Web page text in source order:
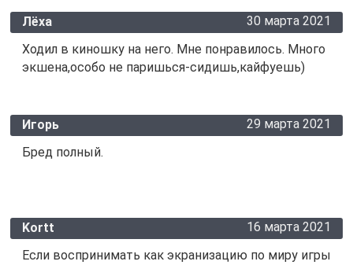
Лёха
30 марта 2021
Ходил в киношку на него. Мне понравилось. Много
экшена,особо не паришься-сидишь,кайфуешь)
Игорь
29 марта 2021
Бред полный.
Kortt
16 марта 2021
Если воспринимать как экранизацию по миру игры